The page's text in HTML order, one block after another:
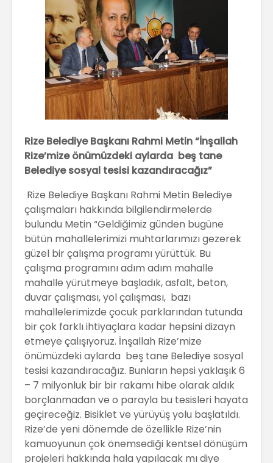
Rize Belediye Başkanı Rahmi Metin “İnşallah
Rize’mize önümüzdeki aylarda beş tane
Belediye sosyal tesisi kazandıracağız”
Rize Belediye Başkanı Rahmi Metin Belediye
çalışmaları hakkında bilgilendirmelerde
bulundu Metin “Geldiğimiz günden bugüne
bütün mahallelerimizi muhtarlarımızı gezerek
güzel bir çalışma programı yürüttük. Bu
çalışma programını adım adım mahalle
mahalle yürütmeye başladık, asfalt, beton,
duvar çalışması, yol çalışması, bazı
mahallelerimizde çocuk parklarından tutunda
bir çok farklı ihtiyaçlara kadar hepsini dizayn
etmeye çalışıyoruz. İnşallah Rize’mize
önümüzdeki aylarda beş tane Belediye sosyal
tesisi kazandıracağız. Bunların hepsi yaklaşık 6
– 7 milyonluk bir bir rakamı hibe olarak aldık
borçlanmadan ve o parayla bu tesisleri hayata
geçireceğiz. Bisiklet ve yürüyüş yolu başlatıldı.
Rize’de yeni dönemde de özellikle Rize’nin
kamuoyunun çok önemsediği kentsel dönüşüm
projeleri hakkında hala yapılacak mı diye